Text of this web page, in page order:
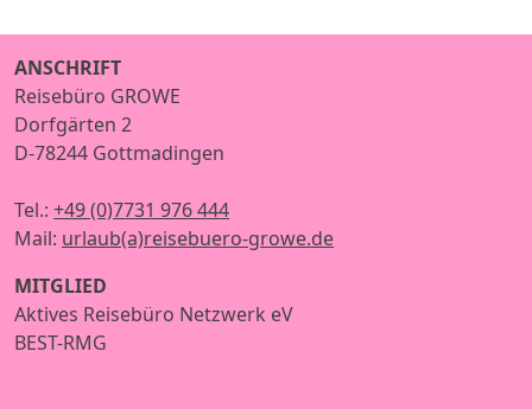
ANSCHRIFT
Reisebüro GROWE
Dorfgärten 2
D-78244 Gottmadingen
Tel.: +49 (0)7731 976 444
Mail: urlaub(a)reisebuero-growe.de
MITGLIED
Aktives Reisebüro Netzwerk eV
BEST-RMG